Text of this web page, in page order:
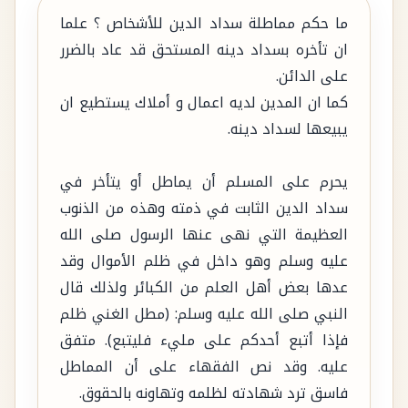
ما حكم مماطلة سداد الدين للأشخاص ؟ علما
ان تأخره بسداد دينه المستحق قد عاد بالضرر
على الدائن.
كما ان المدين لديه اعمال و أملاك يستطيع ان
يبيعها لسداد دينه.
يحرم على المسلم أن يماطل أو يتأخر في
سداد الدين الثابت في ذمته وهذه من الذنوب
العظيمة التي نهى عنها الرسول صلى الله
عليه وسلم وهو داخل في ظلم الأموال وقد
عدها بعض أهل العلم من الكبائر ولذلك قال
النبي صلى الله عليه وسلم: (مطل الغني ظلم
فإذا أتبع أحدكم على مليء فليتبع). متفق
عليه. وقد نص الفقهاء على أن المماطل
فاسق ترد شهادته لظلمه وتهاونه بالحقوق.